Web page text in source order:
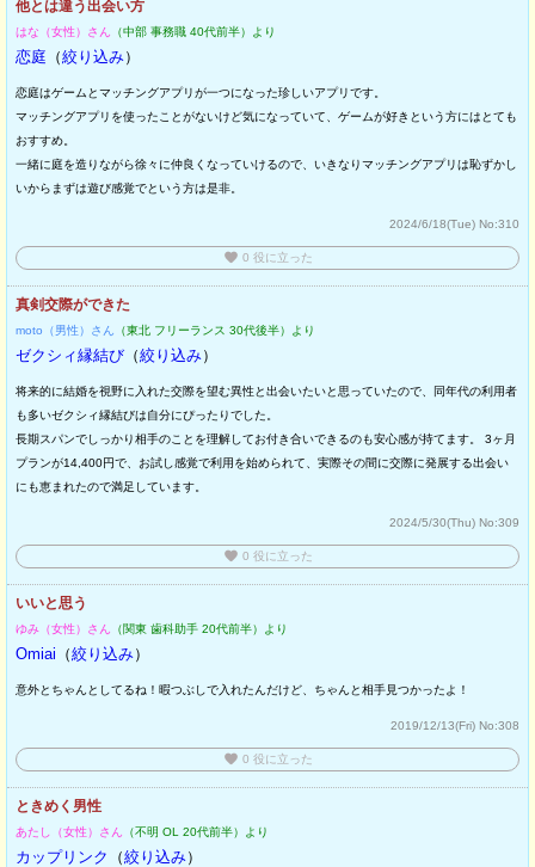
他とは違う出会い方
はな（女性）さん （中部 事務職 40代前半）より
恋庭 （絞り込み）
恋庭はゲームとマッチングアプリが一つになった珍しいアプリです。
マッチングアプリを使ったことがないけど気になっていて、ゲームが好きという方にはとても
おすすめ。
一緒に庭を造りながら徐々に仲良くなっていけるので、いきなりマッチングアプリは恥ずかし
いからまずは遊び感覚でという方は是非。
2024/6/18(Tue) No:310
favorite 0 役に立った
真剣交際ができた
moto（男性）さん （東北 フリーランス 30代後半）より
ゼクシィ縁結び （絞り込み）
将来的に結婚を視野に入れた交際を望む異性と出会いたいと思っていたので、同年代の利用者
も多いゼクシィ縁結びは自分にぴったりでした。
長期スパンでしっかり相手のことを理解してお付き合いできるのも安心感が持てます。 3ヶ月
プランが14,400円で、お試し感覚で利用を始められて、実際その間に交際に発展する出会い
にも恵まれたので満足しています。
2024/5/30(Thu) No:309
favorite 0 役に立った
いいと思う
ゆみ（女性）さん （関東 歯科助手 20代前半）より
Omiai （絞り込み）
意外とちゃんとしてるね！暇つぶしで入れたんだけど、ちゃんと相手見つかったよ！
2019/12/13(Fri) No:308
favorite 0 役に立った
ときめく男性
あたし（女性）さん （不明 OL 20代前半）より
カップリンク （絞り込み）